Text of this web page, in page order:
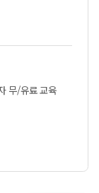
무/유료 교육